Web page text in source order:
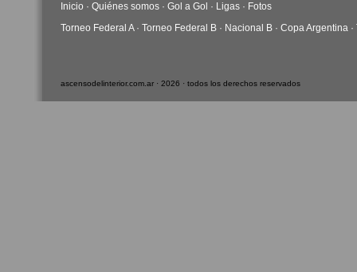
Inicio · Quiénes somos · Gol a Gol · Ligas · Fotos
Torneo Federal A· Torneo Federal B · Nacional B · Copa Argentina ·
ascensodelinterior.com.ar · 2026 · todos los derechos reservados